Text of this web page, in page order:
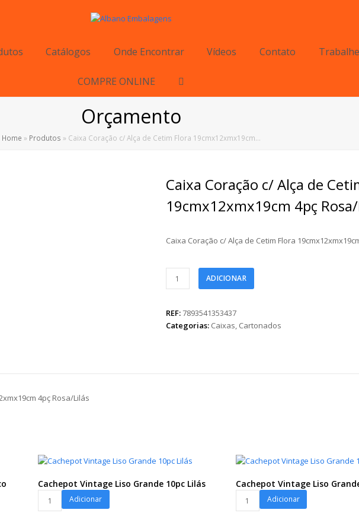
Catálogos Onde Encontrar Vídeos Contato
COMPRE ONLINE
Orçamento
Home » Produtos » Caixa Coração c/ Alça de Cetim Flora 19cmx12xmx19cm…
Caixa Coração c/ Alça de
19cmx12xmx19cm 4pç
Caixa Coração c/ Alça de Cetim Flora
Caixa
Coração
Alça
de
ADICIONAR
REF:7893541353437
Categorias: Caixas, Cartonados
4pç Rosa/Lilás
Cachepot Vintage Liso Grande 10pc Lilás
Cachepot
Vintage
Adicionar
Cachepot Vintage Liso
Cachepot
Vintage
Adicionar